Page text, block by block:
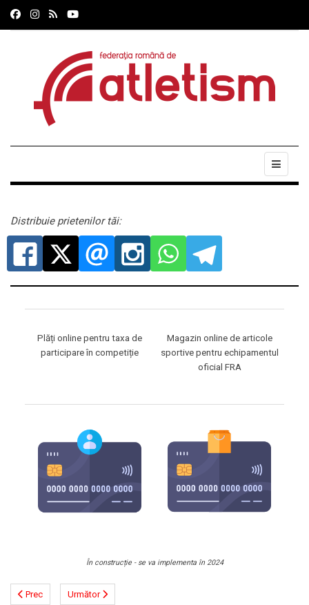
Distribuie prietenilor tăi:
Plăți online pentru taxa de
participare în competiție
Magazin online de articole
sportive pentru echipamentul
oficial FRA
În construcție - se va implementa în 2024
Prec Următor